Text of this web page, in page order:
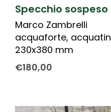
Specchio sospeso
Marco Zambrelli
acquaforte,
230x380 mm
€180,00